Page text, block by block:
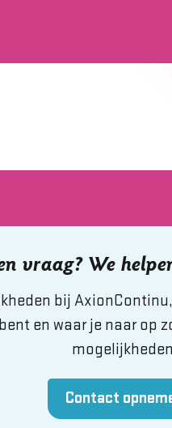
vraag? We
bij
en waar je naar op
Contact